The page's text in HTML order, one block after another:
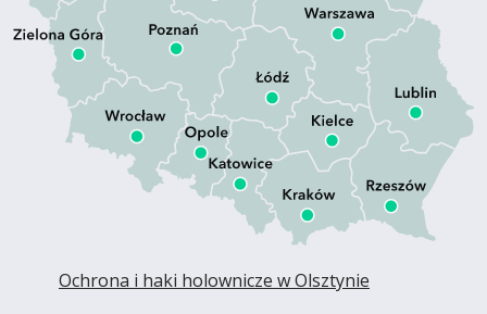
Ochrona i haki holownicze w Olsztynie